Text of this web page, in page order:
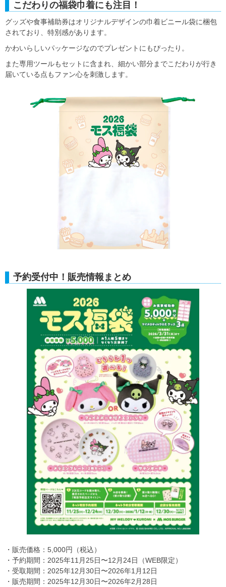
こだわりの福袋巾着にも注目！
グッズや食事補助券はオリジナルデザインの巾着ビニール袋に梱包
されており、特別感があります。
かわいらしいパッケージなのでプレゼントにもぴったり。
また専用ツールもセットに含まれ、細かい部分までこだわりが行き
届いている点もファン心を刺激します。
予約受付中！販売情報まとめ
・販売価格：5,000円（税込）
・予約期間：2025年11月25日〜12月24日（WEB限定）
・受取期間：2025年12月30日〜2026年1月12日
・販売期間：2025年12月30日〜2026年2月28日